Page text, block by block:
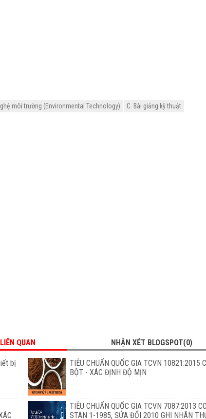
môi trường (Environmental Technology) C. Bài giảng kỹ thuật
QUAN NHẬN XÉT BLOGSPOT(0)
bị
TIÊU CHUẨN QUỐC GIA TCVN 10821:2015
BỘT - XÁC ĐỊNH ĐỘ MỊN
TIÊU CHUẨN QUỐC GIA TCVN 7087:2013
STAN 1-1985, SỬA ĐỔI 2010 GHI NHÃN